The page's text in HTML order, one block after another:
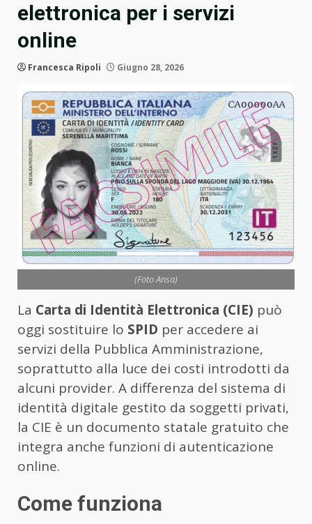
elettronica per i servizi
online
Francesca Ripoli Giugno 28, 2026
(Foto Ansa)
La Carta di Identità Elettronica (CIE) può
oggi sostituire lo SPID per accedere ai
servizi della Pubblica Amministrazione,
soprattutto alla luce dei costi introdotti da
alcuni provider. A differenza del sistema di
identità digitale gestito da soggetti privati,
la CIE è un documento statale gratuito che
integra anche funzioni di autenticazione
online.
Come funziona